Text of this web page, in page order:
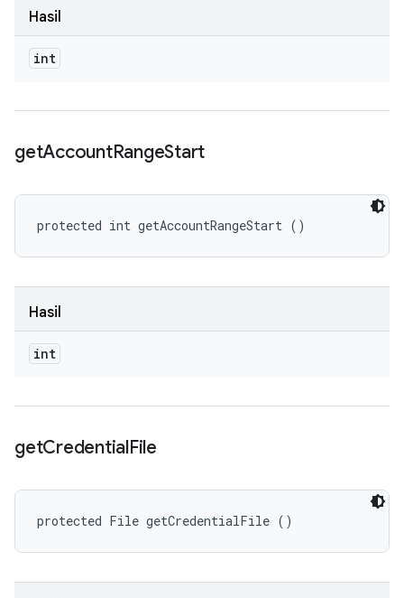
Hasil
int
getAccountRangeStart
protected int getAccountRangeStart ()
Hasil
int
getCredentialFile
protected File getCredentialFile ()